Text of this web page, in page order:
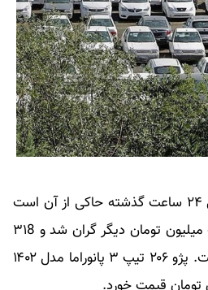
بررسی روند بازار خودرو طی ۲۴ ساعت گذشته حاکی از آن است
قیمت پراید ۱۵۱ در بازار یک میلیون تومان دیگر گران شد و ۳۱8
میلیون تومان به فروش رفت. پژو ۲۰۶ تیپ ۳ پانوراما مدل ۱۴۰۲